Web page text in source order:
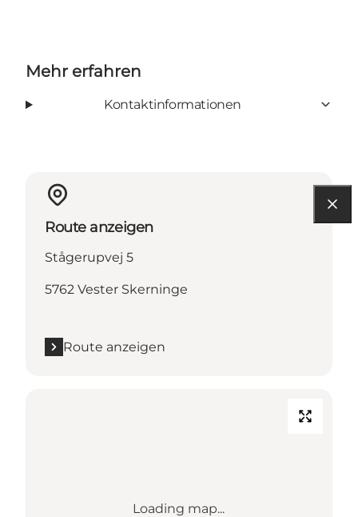
Mehr erfahren
Kontaktinformationen
Route anzeigen
Stågerupvej 5
5762 Vester Skerninge
Route anzeigen
Loading map...